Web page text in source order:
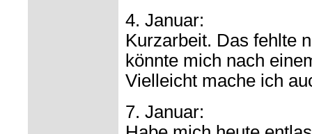
4. Januar:
Kurzarbeit. Das fehlte
könnte mich nach
Vielleicht mache ich
7. Januar: